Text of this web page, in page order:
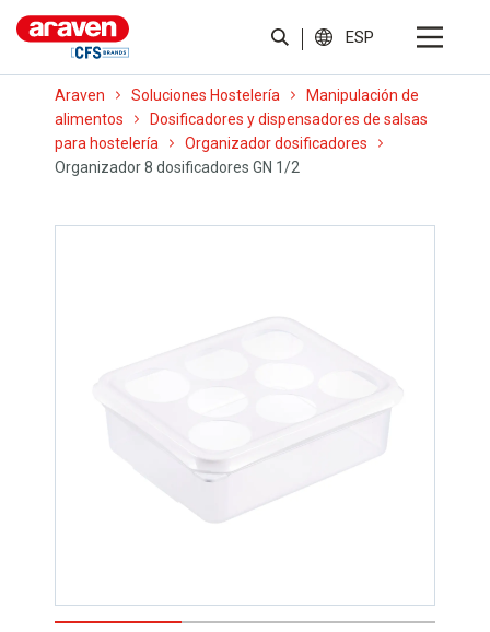
ESP
Araven Soluciones Hostelería
Manipulación de
alimentos
Dosificadores y dispensadores de salsas
para hostelería
Organizador dosificadores
Organizador 8 dosificadores GN 1/2